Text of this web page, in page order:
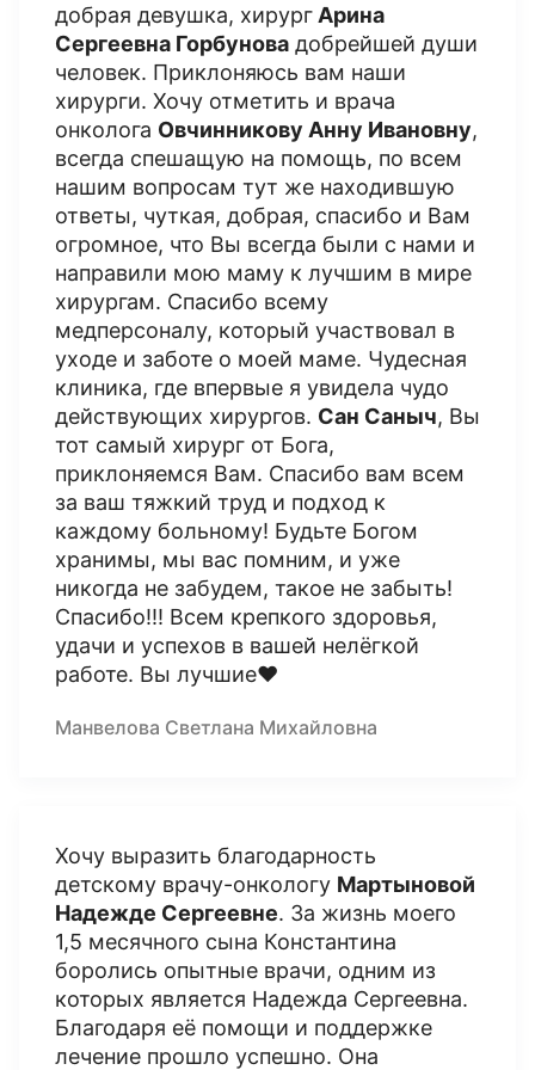
добрая девушка, хирург Арина
Сергеевна Горбунова добрейшей души
человек. Приклоняюсь вам наши
хирурги. Хочу отметить и врача
онколога Овчинникову Анну Ивановну,
всегда спешащую на помощь, по всем
нашим вопросам тут же находившую
ответы, чуткая, добрая, спасибо и Вам
огромное, что Вы всегда были с нами и
направили мою маму к лучшим в мире
хирургам. Спасибо всему
медперсоналу, который участвовал в
уходе и заботе о моей маме. Чудесная
клиника, где впервые я увидела чудо
действующих хирургов. Сан Саныч, Вы
тот самый хирург от Бога,
приклоняемся Вам. Спасибо вам всем
за ваш тяжкий труд и подход к
каждому больному! Будьте Богом
хранимы, мы вас помним, и уже
никогда не забудем, такое не забыть!
Спасибо!!! Всем крепкого здоровья,
удачи и успехов в вашей нелёгкой
работе. Вы лучшие♥️
Манвелова Светлана Михайловна
Хочу выразить благодарность
детскому врачу-онкологу Мартыновой
Надежде Сергеевне. За жизнь моего
1,5 месячного сына Константина
боролись опытные врачи, одним из
которых является Надежда Сергеевна.
Благодаря её помощи и поддержке
лечение прошло успешно. Она